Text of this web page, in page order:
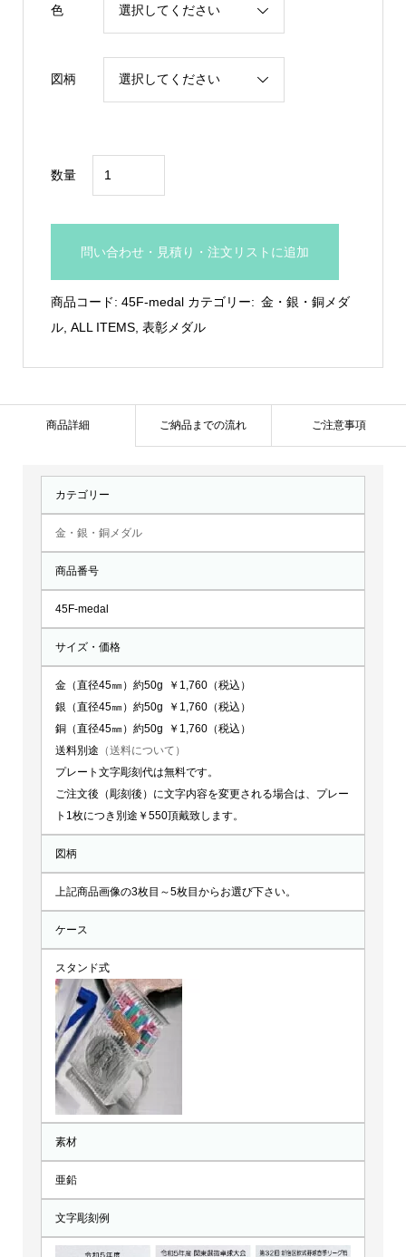
色
図柄
数量
径
F
medal
問い合わせ・見積り・注文リストに追加
商品コード: 45F-medal カテゴリー: 金・銀・銅メダ
ル, ALL ITEMS, 表彰メダル
商品詳細 ご納品までの流れ ご注意事項
カテゴリー
金・銀・銅メダル
商品番号
45F-medal
サイズ・価格
金（直径45㎜）約50g ￥1,760（税込）
銀（直径45㎜）約50g ￥1,760（税込）
銅（直径45㎜）約50g ￥1,760（税込）
送料別途 （送料について）
プレート文字彫刻代は無料です。
ご注文後（彫刻後）に文字内容を変更される場合は、プレー
ト1枚につき別途￥550頂戴致します。
図柄
上記商品画像の3枚目～5枚目からお選び下さい。
ケース
スタンド式
素材
亜鉛
文字彫刻例